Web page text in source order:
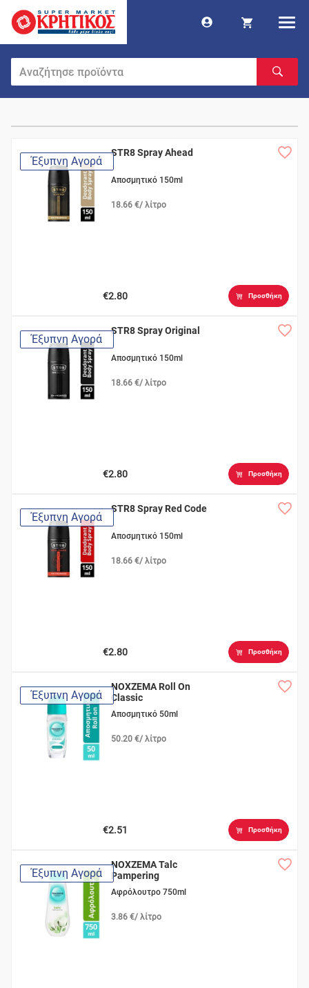
Έξυπνη Αγορά
STR8 Spray Ahead
Αποσμητικό 150ml
18.66 €/ λίτρο
€2.80 Προσθήκη
Έξυπνη Αγορά
STR8 Spray Original
Αποσμητικό 150ml
18.66 €/ λίτρο
€2.80 Προσθήκη
Έξυπνη Αγορά
STR8 Spray Red Code
Αποσμητικό 150ml
18.66 €/ λίτρο
€2.80 Προσθήκη
Έξυπνη Αγορά
NOXZEMA Roll On
Classic
Αποσμητικό 50ml
50.20 €/ λίτρο
€2.51 Προσθήκη
Έξυπνη Αγορά
NOXZEMA Talc
Pampering
Αφρόλουτρο 750ml
3.86 €/ λίτρο